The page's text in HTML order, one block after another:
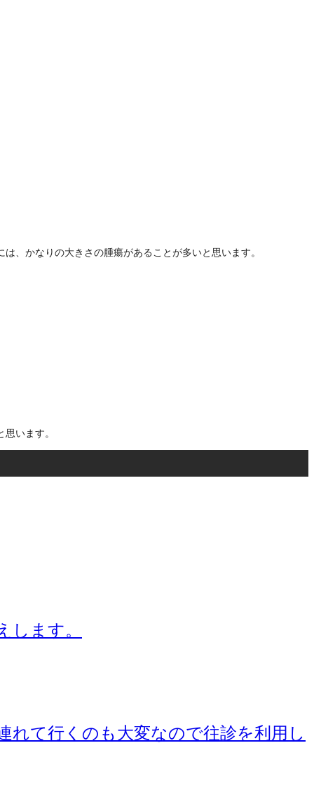
、かなりの大きさの腫瘍があることが多いと思います。
います。
ます。
て行くのも大変なので往診を利用し